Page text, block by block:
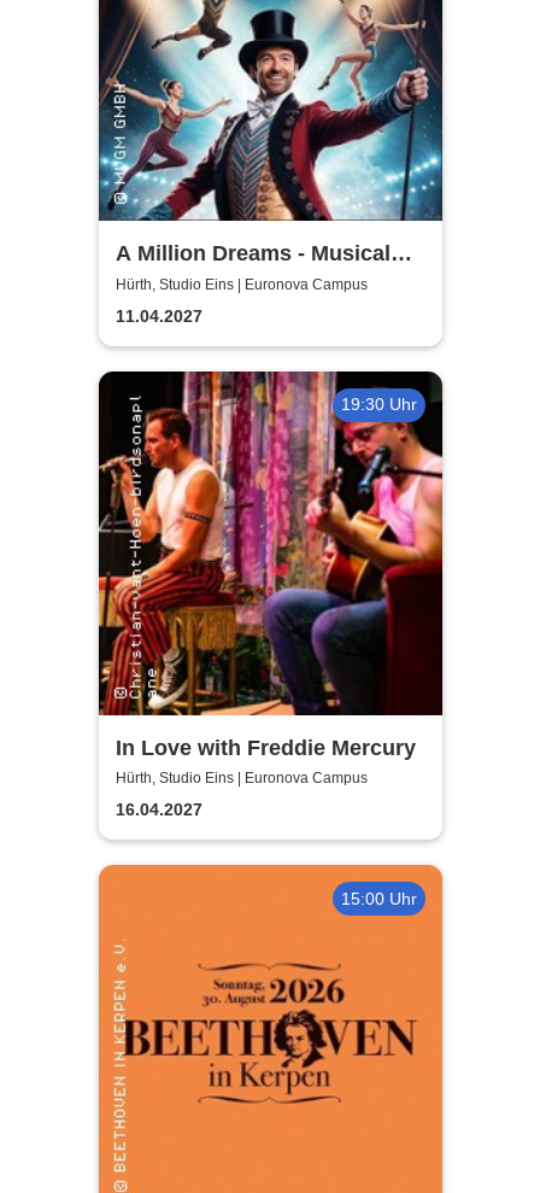
A Million Dreams - Musical
Circus Show
Hürth, Studio Eins | Euronova Campus
11.04.2027
19:30 Uhr
In Love with Freddie Mercury
Hürth, Studio Eins | Euronova Campus
16.04.2027
15:00 Uhr